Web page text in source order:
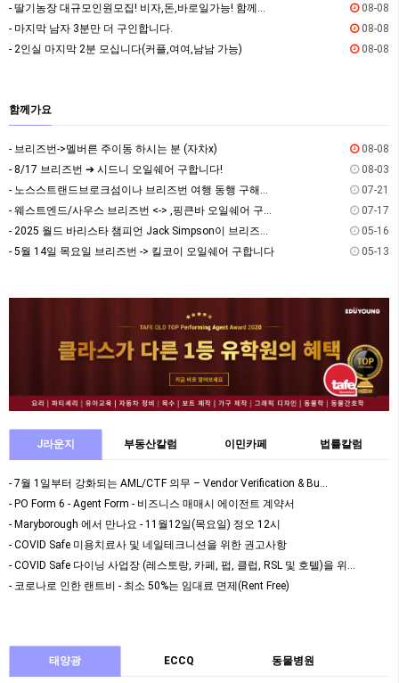
08-08
- 마지막 남자 3분만 더 구인합니다.
08-08
- 2인실 마지막 2분 모십니다(커플,여여,남남 가능)
08-08
함께가요
- 브리즈번->멜버른 주이동 하시는 분 (자차x)
08-08
- 8/17 브리즈번 ➔ 시드니 오일쉐어 구합니다!
08-03
07-21
07-17
05-16
- 5월 14일 목요일 브리즈번 -> 킬코이 오일쉐어 구합니다
05-13
J라운지 부동산칼럼 이민카페 법률칼럼
- 7월 1일부터 강화되는 AML/CTF 의무 – Vendor Verification & Bu…
- PO Form 6 - Agent Form - 비즈니스 매매시 에이전트 계약서
- Maryborough 에서 만나요 - 11월12일(목요일) 정오 12시
- COVID Safe 미용치료사 및 네일테크니션을 위한 권고사항
- COVID Safe 다이닝 사업장 (레스토랑, 카페, 펍, 클럽, RSL 및 호텔)을 위…
- 코로나로 인한 랜트비 - 최소 50%는 임대료 면제(Rent Free)
태양광 ECCQ 동물병원